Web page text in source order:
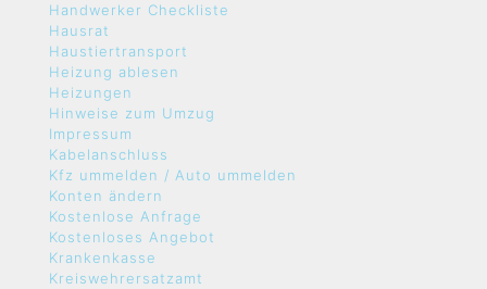
Handwerker Checkliste
Hausrat
Haustiertransport
Heizung ablesen
Heizungen
Hinweise zum Umzug
Impressum
Kabelanschluss
Kfz ummelden / Auto ummelden
Konten ändern
Kostenlose Anfrage
Kostenloses Angebot
Krankenkasse
Kreiswehrersatzamt